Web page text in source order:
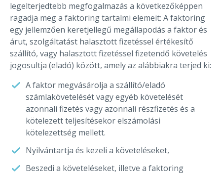
legelterjedtebb megfogalmazás a következőképpen
ragadja meg a faktoring tartalmi elemeit: A faktoring
egy jellemzően keretjellegű megállapodás a faktor és
árut, szolgáltatást halasztott fizetéssel értékesítő
szállító, vagy halasztott fizetéssel fizetendő követelés
jogosultja (eladó) között, amely az alábbiakra terjed ki:
A faktor megvásárolja a szállító/eladó
számlakövetelését vagy egyéb követelését
azonnali fizetés vagy azonnali részfizetés és a
kötelezett teljesítésekor elszámolási
kötelezettség mellett.
Nyilvántartja és kezeli a követeléseket,
Beszedi a követeléseket, illetve a faktoring